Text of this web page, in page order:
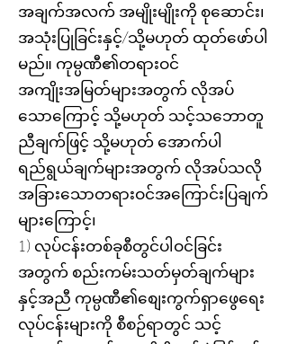
အချက်အလက် အမျိုးမျိုးကို စုဆောင်း၊
အသုံးပြုခြင်းနှင့်/သို့မဟုတ် ထုတ်ဖော်ပါ
မည်။ ကုမ္ပဏီ၏တရားဝင်
အကျိုးအမြတ်များအတွက် လိုအပ်
သောကြောင့် သို့မဟုတ် သင့်သဘောတူ
ညီချက်ဖြင့် သို့မဟုတ် အောက်ပါ
ရည်ရွယ်ချက်များအတွက် လိုအပ်သလို
အခြားသောတရားဝင်အကြောင်းပြချက်
များကြောင့်၊
1) လုပ်ငန်းတစ်ခုစီတွင်ပါဝင်ခြင်း
အတွက် စည်းကမ်းသတ်မှတ်ချက်များ
နှင့်အညီ ကုမ္ပဏီ၏စျေးကွက်ရှာဖွေရေး
လုပ်ငန်းများကို စီစဉ်ရာတွင် သင့်